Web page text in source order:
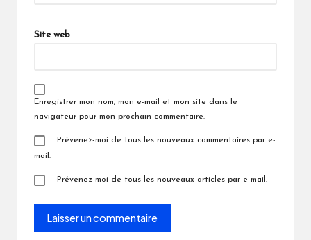
Site web
Enregistrer mon nom, mon e-mail et mon site dans le
navigateur pour mon prochain commentaire.
Prévenez-moi de tous les nouveaux commentaires par e-
mail.
Prévenez-moi de tous les nouveaux articles par e-mail.